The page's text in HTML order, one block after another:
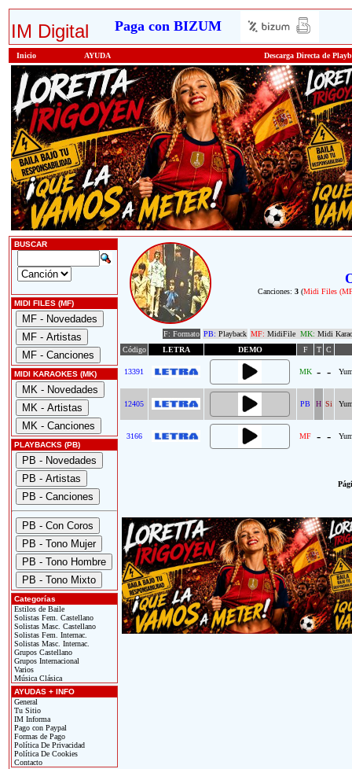
IM Digital Paga con BIZUM
Inicio AYUDA Descarga Directa de
BUSCAR
MIDI FILES (MF)
MIDI KARAOKES (MK)
PLAYBACKS (PB)
Categorías
Estilos de Baile
Solistas Fem. Castellano
Solistas Masc. Castellano
Solistas Fem. Internac.
Solistas Masc. Internac.
Grupos Castellano
Grupos Internacional
Varios
Música Clásica
AYUDAS + INFO
General
Tu Sitio
IM Informa
Pago con Paypal
Formas de Pago
Política De Privacidad
Política De Cookies
Contacto
Canciones: 3 (Midi Files
F: Formato PB: Playback MF: MidiFile MK: Midi
Código
LETRA DEMO F T C
13391 MK - -
12405 PB H Si
3166 MF - -